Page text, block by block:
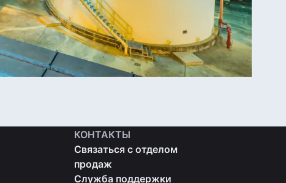
КОНТАКТЫ
Связаться с отделом
продаж
Служба поддержки